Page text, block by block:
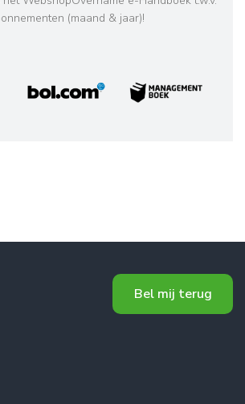
(maand & jaar)!
Bel mij terug